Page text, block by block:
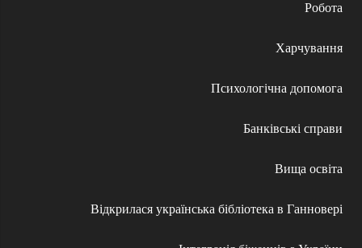
Робота
Харчування
Психологічна допомога
Банківські справи
Вища освіта
Відкрилася українська бібліотека в Ганновері